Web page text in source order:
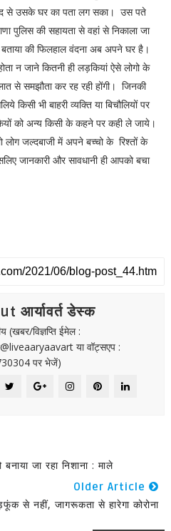
से उसके घर का पता लग सका। उस पते
पुलिस की सहायता से वहां से निकाला जा
बताया की फिलहाल वंदना अब अपने घर है।
न जाने कितनी ही लड़कियां ऐसे लोगो के
से समझौता कर रह रही होंगी। जिनकी
भी बाहरी व्यक्ति या बिचौलियों पर
को अन्य किसी के कहने पर कही ले जाये।
जल्दबाजी में अपने बच्चो के रिश्तों के
जानकारी और सावधानी ही आपको बचा
आर्यावर्त डेस्क
(खबर/विज्ञप्ति ईमेल :
या वॉट्सएप :
पर भेजें)
जा रहा निशाना : माले
Older Article
से नहीं, जागरूकता से हारेगा कोरोना